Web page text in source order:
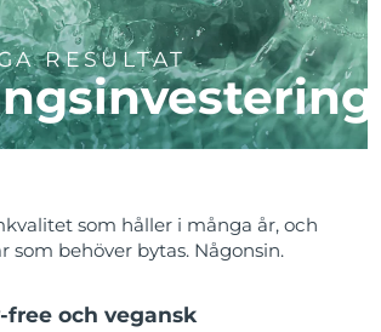
RESULTAT
som håller i många år, och
som behöver bytas. Någonsin.
free och vegansk